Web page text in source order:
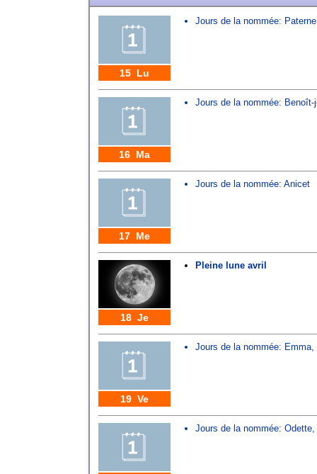
15 Lu
Jours de la nommée: Paterne
16 Ma
Jours de la nommée: Benoît-
17 Me
Jours de la nommée: Anicet
18 Je
Pleine lune avril
19 Ve
Jours de la nommée: Emma,
Jours de la nommée: Odette,